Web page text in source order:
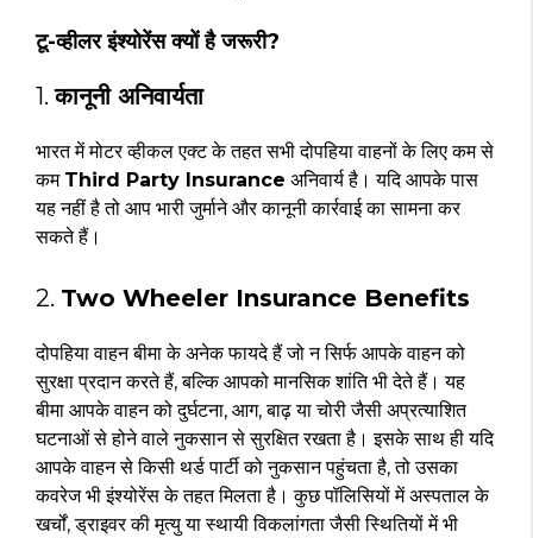
टू-व्हीलर इंश्योरेंस क्यों है जरूरी?
1.कानूनी अनिवार्यता
भारत में मोटर व्हीकल एक्ट के तहत सभी दोपहिया वाहनों के लिए कम से
कम Third Party Insurance अनिवार्य है। यदि आपके पास
यह नहीं है तो आप भारी जुर्माने और कानूनी कार्रवाई का सामना कर
सकते हैं।
2. Two Wheeler Insurance Benefits
दोपहिया वाहन बीमा के अनेक फायदे हैं जो न सिर्फ आपके वाहन को
सुरक्षा प्रदान करते हैं, बल्कि आपको मानसिक शांति भी देते हैं। यह
बीमा आपके वाहन को दुर्घटना, आग, बाढ़ या चोरी जैसी अप्रत्याशित
घटनाओं से होने वाले नुकसान से सुरक्षित रखता है। इसके साथ ही यदि
आपके वाहन से किसी थर्ड पार्टी को नुकसान पहुंचता है, तो उसका
कवरेज भी इंश्योरेंस के तहत मिलता है। कुछ पॉलिसियों में अस्पताल के
खर्चों, ड्राइवर की मृत्यु या स्थायी विकलांगता जैसी स्थितियों में भी